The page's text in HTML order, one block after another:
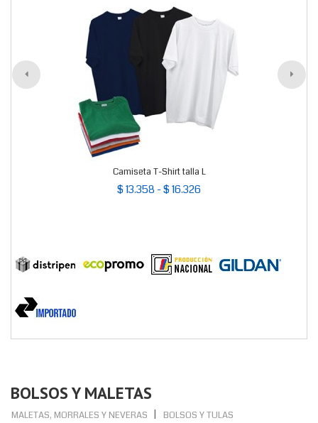
Camiseta T-Shirt talla L
$ 13.358 - $ 16.326
BOLSOS Y MALETAS
MALETAS, MORRALES Y NEVERAS BOLSOS Y TULAS